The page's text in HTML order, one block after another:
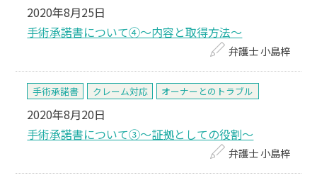
2020年8月25日
手術承諾書について④～内容と取得方法～
弁護士 小島梓
手術承諾書 クレーム対応 オーナーとのトラブル
2020年8月20日
手術承諾書について③～証拠としての役割～
弁護士 小島梓